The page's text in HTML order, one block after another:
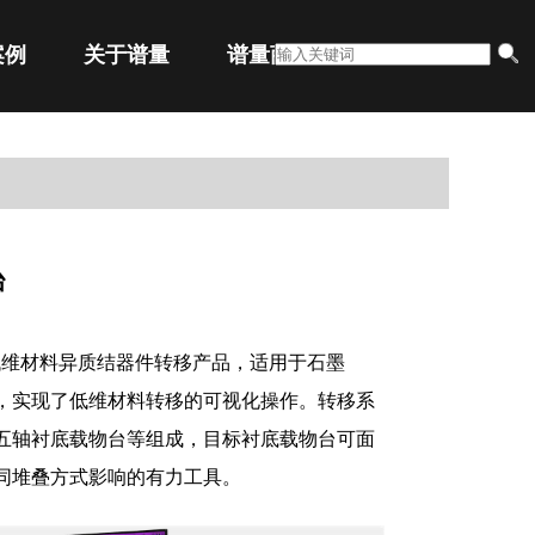
关于谱量 谱量商城
材料异质结器件转移产品，适用于石墨
现了低维材料转移的可视化操作。转移系
轴衬底载物台等组成，目标衬底载物台可面
叠方式影响的有力工具。